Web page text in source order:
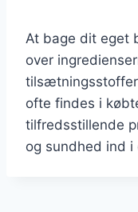
At bage dit eget
over
tilsætningsstoffer
ofte findes i
tilfredsstillende
og sundhed ind i